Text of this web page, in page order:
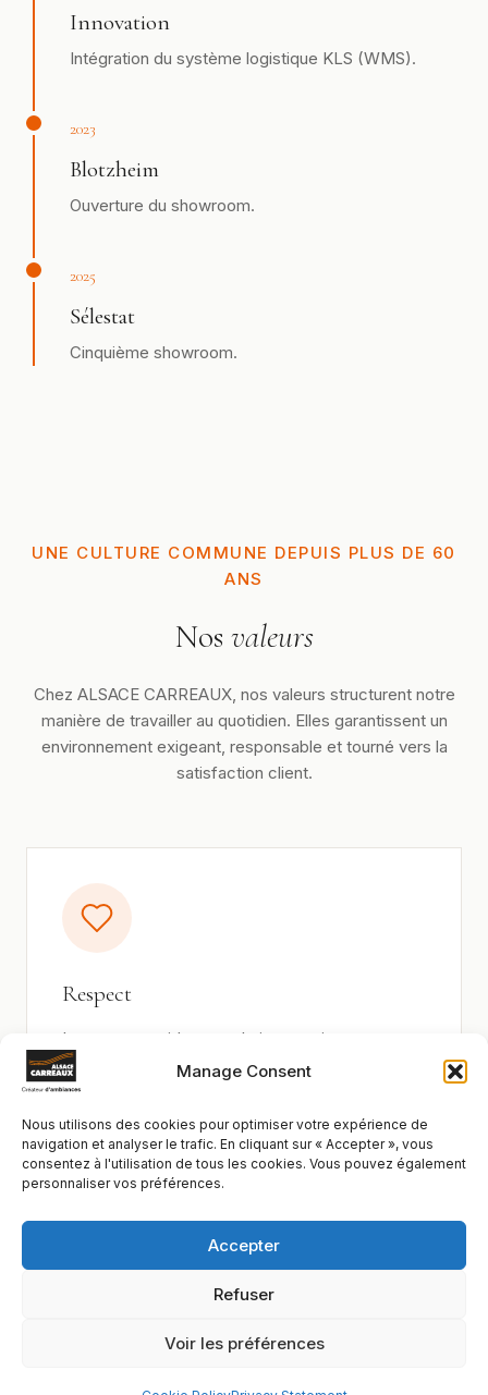
Manage Consent
Nous utilisons des cookies pour optimiser votre expérience de
navigation et analyser le trafic. En cliquant sur « Accepter », vous
consentez à l'utilisation de tous les cookies. Vous pouvez également
personnaliser vos préférences.
Accepter
Refuser
Voir les préférences
Innovation
Intégration du système logistique KLS (WMS).
2023
Blotzheim
Ouverture du showroom.
2025
Sélestat
Cinquième showroom.
UNE CULTURE COMMUNE DEPUIS PLUS DE 60
ANS
Nos valeurs
Chez ALSACE CARREAUX, nos valeurs structurent notre
manière de travailler au quotidien. Elles garantissent un
environnement exigeant, responsable et tourné vers la
satisfaction client.
Respect
Le respect guide nos relations, en interne
comme avec nos clients et partenaires. Il se
traduit par une écoute attentive, des
engagements tenus et une approche
responsable.